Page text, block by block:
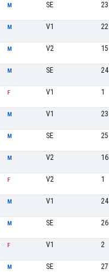
M SE 23
M V1 22
M V2 15
M SE 24
F V1 1
M V1 23
M SE 25
M V2 16
F V2 1
M V1 24
M SE 26
F V1 2
M SE 27